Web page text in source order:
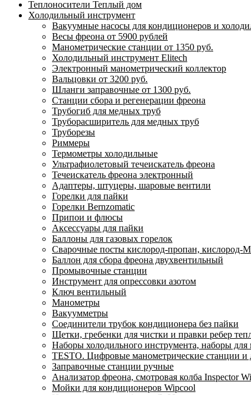
Теплоносители Теплый дом
Холодильный инструмент
Вакуумные насосы для кондиционеров и
Весы фреона от 5900 рублей
Манометрические станции от 1350 руб.
Холодильный инструмент Elitech
Электронный манометрический коллектор
Вальцовки от 3200 руб.
Шланги заправочные от 1300 руб.
Станции сбора и регенерации фреона
Трубогиб для медных труб
Труборасширитель для медных труб
Труборезы
Риммеры
Термометры холодильные
Ультрафиолетовый течеискатель фреона
Течеискатель фреона электронный
Адаптеры, штуцеры, шаровые вентили
Горелки для пайки
Горелки Bernzomatic
Припои и флюсы
Аксессуары для пайки
Баллоны для газовых горелок
Сварочные посты кислород-пропан,
Баллон для сбора фреона двухвентильный
Промывочные станции
Инструмент для опрессовки азотом
Ключ вентильный
Манометры
Вакуумметры
Соединители трубок кондиционера без пайки
Щетки, гребенки для чистки и правки ребер
Наборы холодильного инструмента, наборы
TESTO. Цифровые манометрические станции и
Заправочные станции ручные
Анализатор фреона, смотровая колба Inspector
Мойки для кондиционеров Wipcool